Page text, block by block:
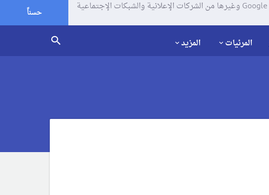
يستخدم موقعنا ملفات تعريف الإرتباط (الكوكيز) لتحليل زياراتك وإستخدامك للموقع و تتم مشاركة بعض المعلومات مع Google وغيرها من الشركات الإعلانية والشبكات الإجتماعية
حسناً
المرئيات المزيد